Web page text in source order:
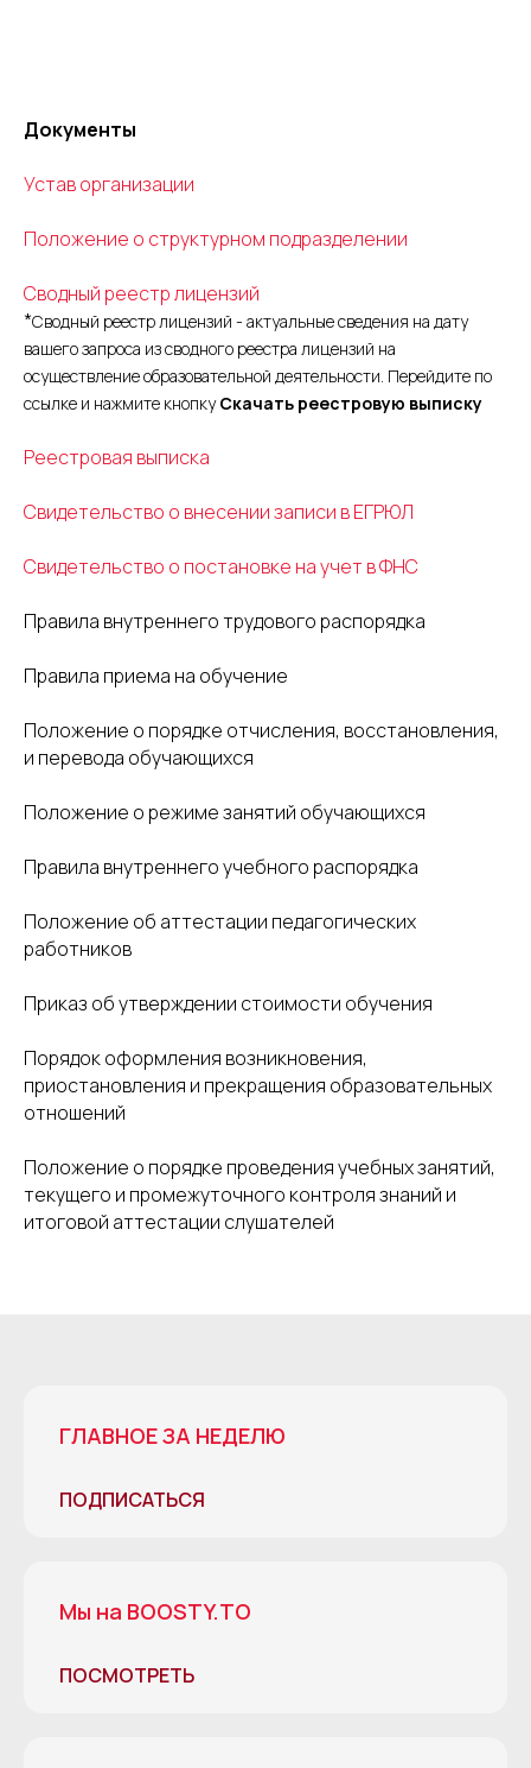
Документы
Устав организации
Положение о структурном подразделении
Сводный реестр лицензий
*Сводный реестр лицензий - актуальные сведения на дату
вашего запроса из сводного реестра лицензий на
осуществление образовательной деятельности. Перейдите по
ссылке и нажмите кнопкуСкачать реестровую выписку
Реестровая выписка
Свидетельство о внесении записи в ЕГРЮЛ
Свидетельство о постановке на учет в ФНС
Правила внутреннего трудового распорядка
Правила приема на обучение
Положение о порядке отчисления, восстановления,
и перевода обучающихся
Положение о режиме занятий обучающихся
Правила внутреннего учебного распорядка
Положение об аттестации педагогических
работников
Приказ об утверждении стоимости обучения
Порядок оформления возникновения,
приостановления и прекращения образовательных
отношений
Положение о порядке проведения учебных занятий,
текущего и промежуточного контроля знаний и
итоговой аттестации слушателей
ГЛАВНОЕ ЗА НЕДЕЛЮ
ПОДПИСАТЬСЯ
Мы на BOOSTY.TO
ПОСМОТРЕТЬ